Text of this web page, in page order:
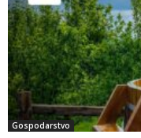
Gospodarstvo